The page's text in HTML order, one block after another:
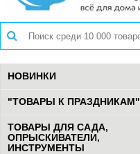
НОВИНКИ
"ТОВАРЫ К ПРАЗДНИКАМ"
ТОВАРЫ ДЛЯ САДА,
ОПРЫСКИВАТЕЛИ,
ИНСТРУМЕНТЫ